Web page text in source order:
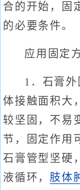
合的开始，固
的必要条件。
应用固定
1．石膏
体接触面积大
较坚固，不易
节，固定作用
石膏管型坚硬
液循环， 肢体